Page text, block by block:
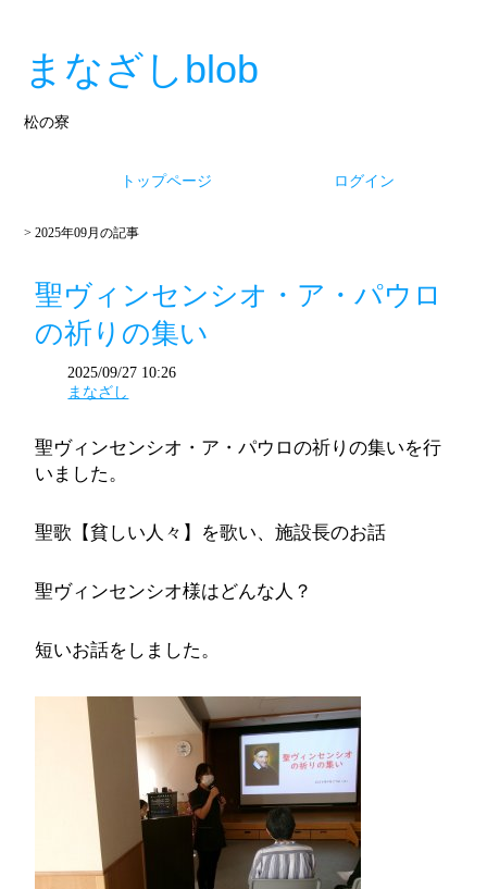
まなざしblob
松の寮
トップページ ログイン
> 2025年09月の記事
聖ヴィンセンシオ・ア・パウロ
の祈りの集い
2025/09/27 10:26
まなざし
聖ヴィンセンシオ・ア・パウロの祈りの集いを行
いました。
聖歌【貧しい人々】を歌い、施設長のお話
聖ヴィンセンシオ様はどんな人？
短いお話をしました。